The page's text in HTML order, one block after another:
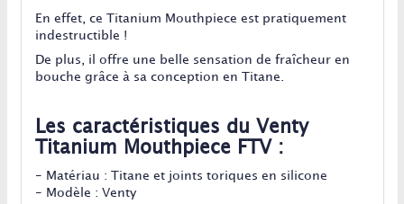
En effet, ce Titanium Mouthpiece est pratiquement
indestructible !
De plus, il offre une belle sensation de fraîcheur en
bouche grâce à sa conception en Titane.
Les caractéristiques du Venty
Titanium Mouthpiece FTV :
- Matériau : Titane et joints toriques en silicone
- Modèle : Venty